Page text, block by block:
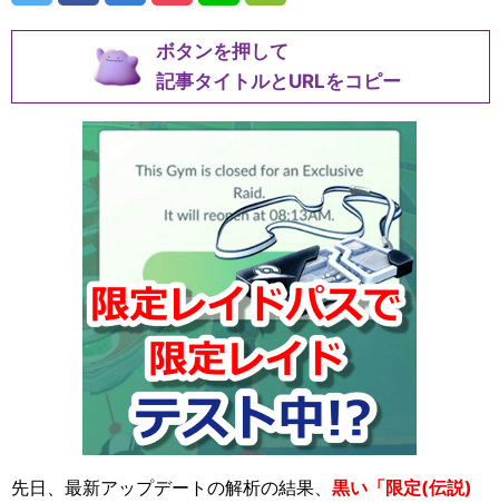
ボタンを押して
記事タイトルとURLをコピー
先日、最新アップデートの解析の結果、 黒い「限定(伝説)